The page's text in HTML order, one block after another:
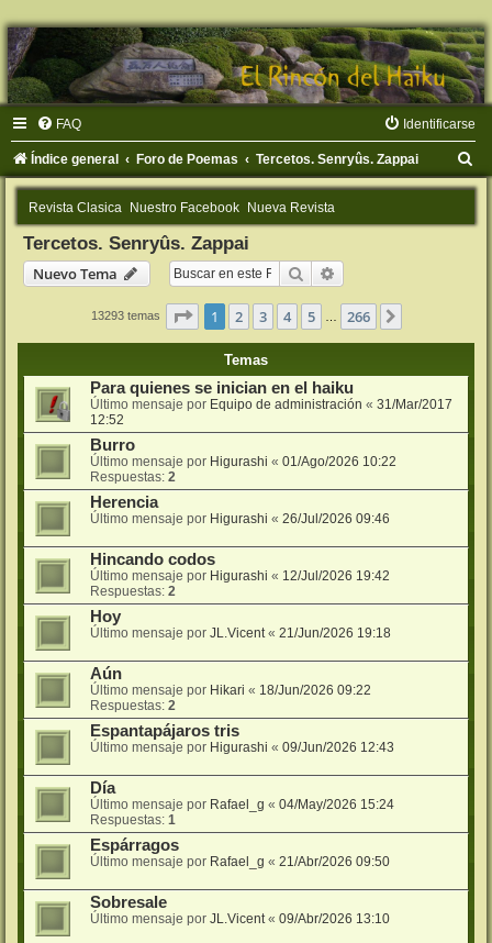
FAQ Identificarse
Índice general Foro de Poemas Tercetos. Senryûs. Zappai
u
Revista Clasica Nuestro Facebook Nueva Revista
Tercetos. Senryûs. Zappai
Nuevo Tema
Buscar
13293 temas Página de 266
1 2 3 4 5 266
Temas
Para quienes se inician en el haiku
Último mensaje por Equipo de administración « 31/Mar/2017
12:52
Burro
Último mensaje por Higurashi « 01/Ago/2026 10:22
Respuestas: 2
Herencia
Último mensaje por Higurashi « 26/Jul/2026 09:46
Hincando codos
Último mensaje por Higurashi « 12/Jul/2026 19:42
Respuestas: 2
Hoy
Último mensaje por JL.Vicent« 21/Jun/2026 19:18
Aún
Último mensaje por Hikari « 18/Jun/2026 09:22
Respuestas: 2
Espantapájaros tris
Último mensaje por Higurashi « 09/Jun/2026 12:43
Día
Último mensaje por Rafael_g « 04/May/2026 15:24
Respuestas: 1
Espárragos
Último mensaje por Rafael_g « 21/Abr/2026 09:50
Sobresale
Último mensaje por JL.Vicent« 09/Abr/2026 13:10